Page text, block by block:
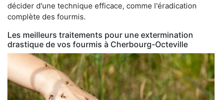
décider d'une technique efficace, comme l'éradication
complète des fourmis.
Les meilleurs traitements pour une extermination
drastique de vos fourmis à Cherbourg-Octeville